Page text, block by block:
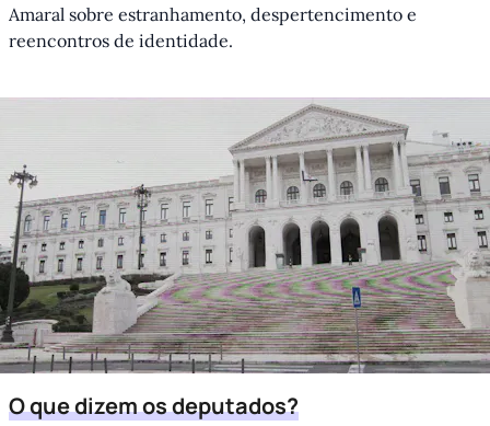
Amaral sobre estranhamento, despertencimento e
reencontros de identidade.
O que dizem os deputados?